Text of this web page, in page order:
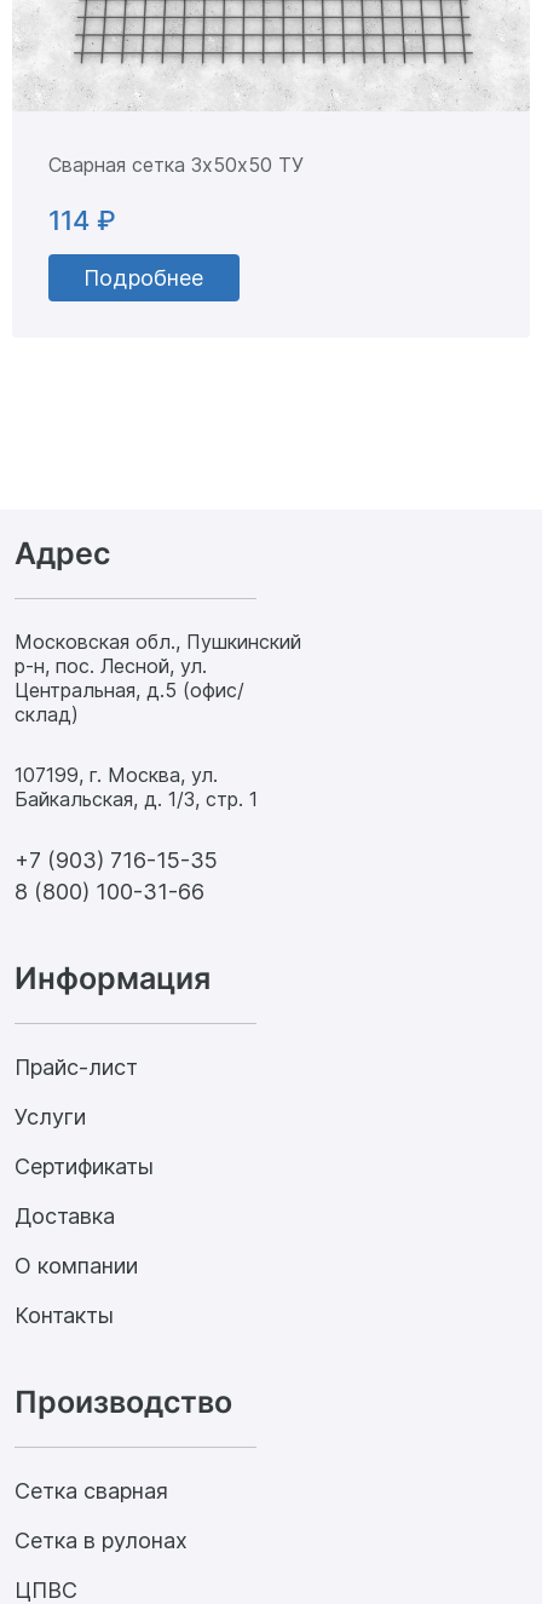
Сварная сетка 3х50х50 ТУ
114 ₽
Подробнее
Адрес
Московская обл., Пушкинский
р-н, пос. Лесной, ул.
Центральная, д.5 (офис/
склад)
107199, г. Москва, ул.
Байкальская, д. 1/3, стр. 1
+7 (903) 716-15-35
8 (800) 100-31-66
Производство
Сетка сварная
Сетка в рулонах
ЦПВС
Информация
Прайс-лист
Услуги
Сертификаты
Доставка
О компании
Контакты